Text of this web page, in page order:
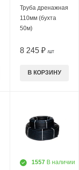
Труба дренажная
110мм (бухта
50м)
8 245 ₽ /ШТ
В КОРЗИНУ
1557 В наличии